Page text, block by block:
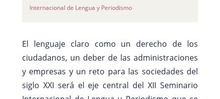
Internacional de Lengua y Periodismo
El lenguaje claro como un derecho de los
ciudadanos, un deber de las administraciones
y empresas y un reto para las sociedades del
siglo XXI será el eje central del XII Seminario